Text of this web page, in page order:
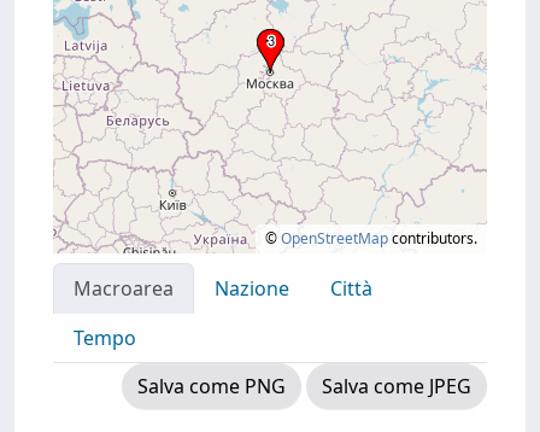
©OpenStreetMapcontributors.
Macroarea Nazione
Città
Tempo
Salva come PNG
Salva come JPEG